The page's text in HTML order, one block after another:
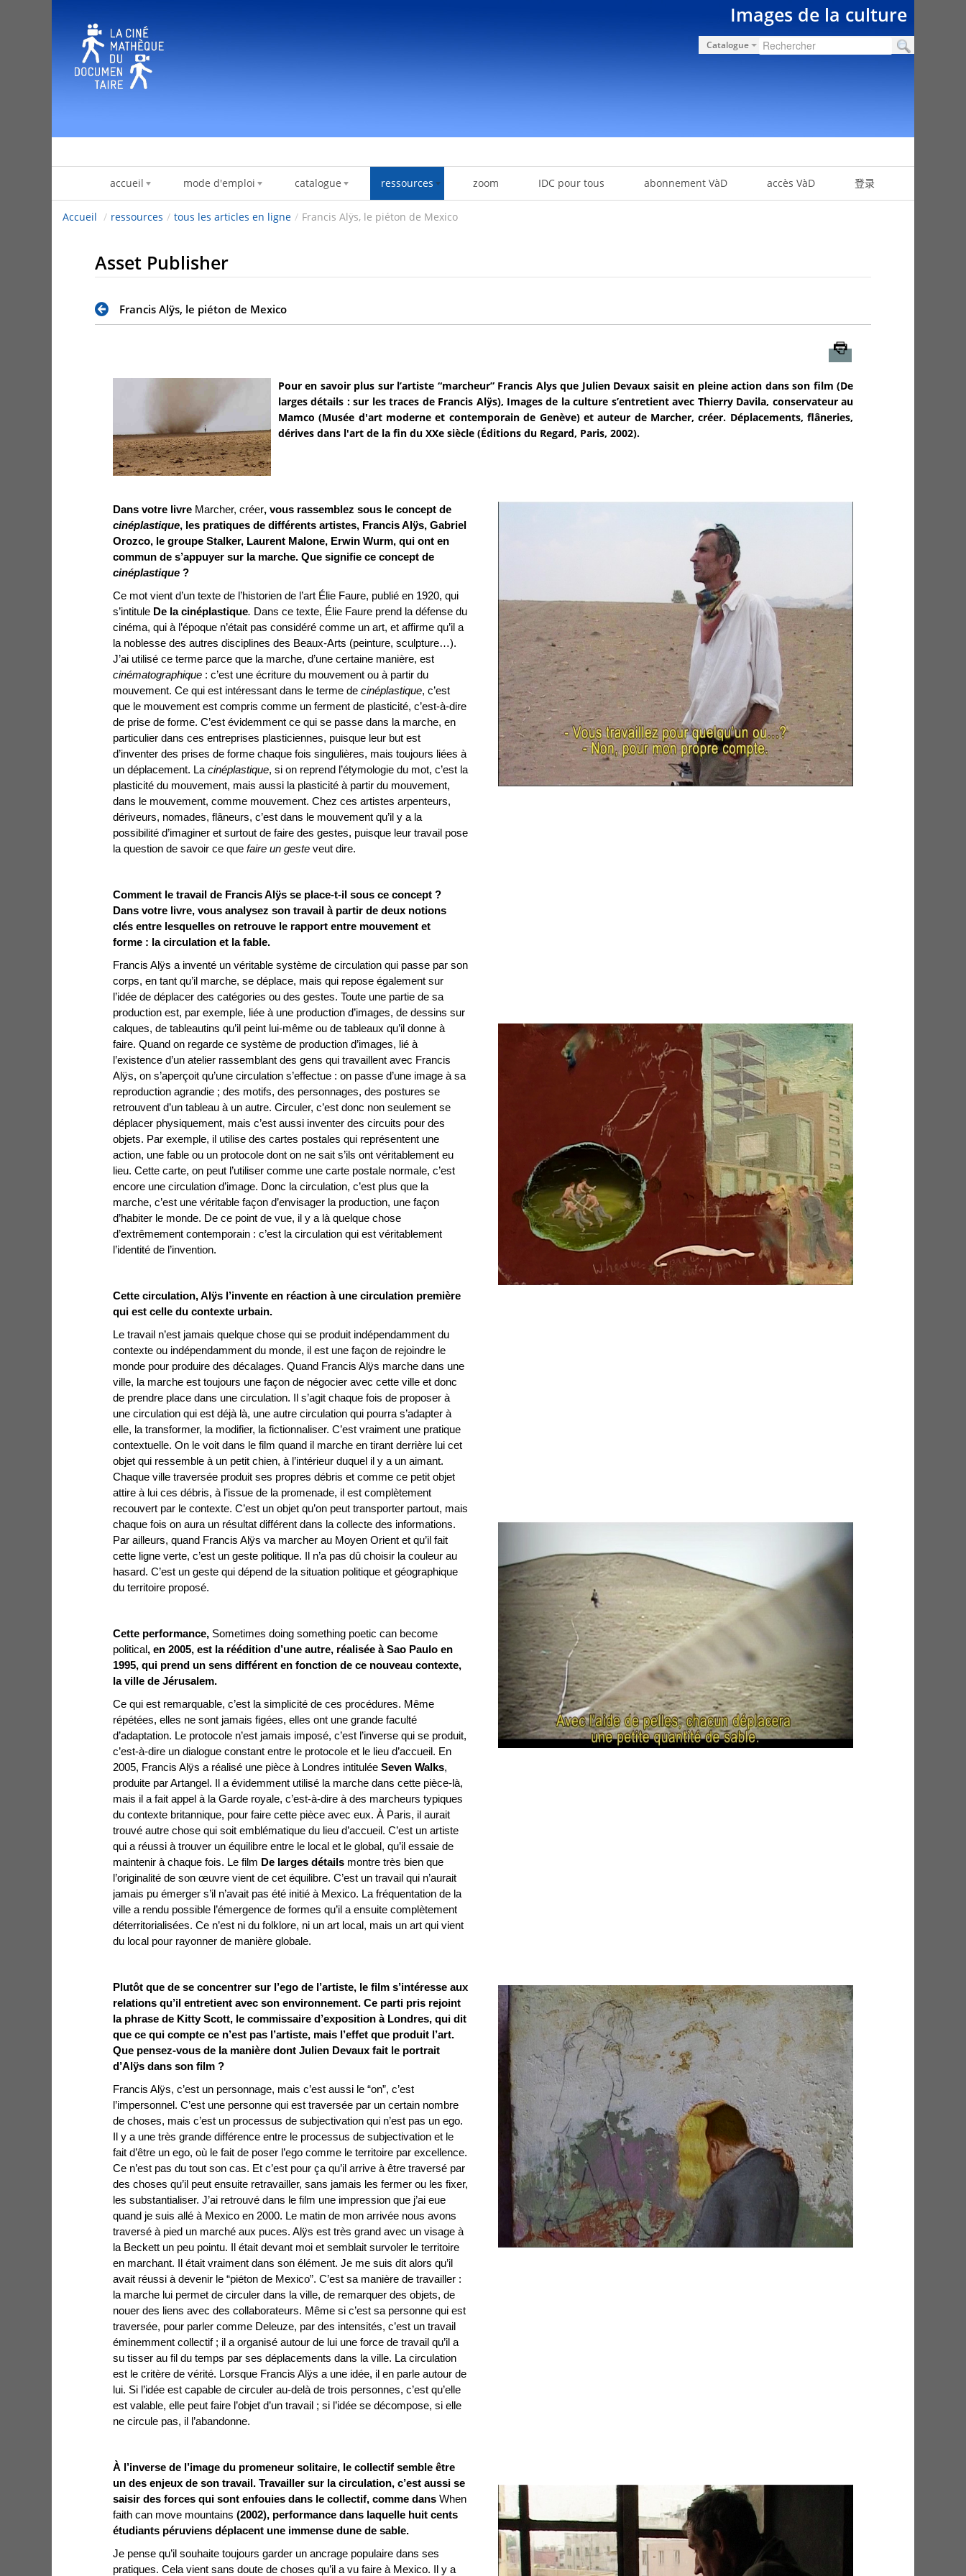
Images de la culture
Catalogue
accueil mode d'emploi catalogue ressources zoom IDC pour tous abonnement VàD accès VàD 登录
Accueil / ressources / tous les articles en ligne / Francis Alÿs, le piéton de Mexico
Asset Publisher
Francis Alÿs, le piéton de Mexico
Pour en savoir plus sur l’artiste “marcheur” Francis Alys que Julien Devaux saisit en pleine action dans son film (De
larges détails : sur les traces de Francis Alÿs), Images de la culture s’entretient avec Thierry Davila, conservateur au
Mamco (Musée d'art moderne et contemporain de Genève) et auteur de Marcher, créer. Déplacements, flâneries,
dérives dans l'art de la fin du XXe siècle (Éditions du Regard, Paris, 2002).
Dans votre livre Marcher, créer, vous rassemblez sous le concept de
cinéplastique, les pratiques de différents artistes, Francis Alÿs, Gabriel
Orozco, le groupe Stalker, Laurent Malone, Erwin Wurm, qui ont en
commun de s’appuyer sur la marche. Que signifie ce concept de
cinéplastique ?
Ce mot vient d’un texte de l’historien de l’art Élie Faure, publié en 1920, qui
s’intitule De la cinéplastique. Dans ce texte, Élie Faure prend la défense du
cinéma, qui à l’époque n’était pas considéré comme un art, et affirme qu’il a
la noblesse des autres disciplines des Beaux-Arts (peinture, sculpture…).
J’ai utilisé ce terme parce que la marche, d’une certaine manière, est
cinématographique : c’est une écriture du mouvement ou à partir du
mouvement. Ce qui est intéressant dans le terme de cinéplastique, c’est
que le mouvement est compris comme un ferment de plasticité, c’est-à-dire
de prise de forme. C’est évidemment ce qui se passe dans la marche, en
particulier dans ces entreprises plasticiennes, puisque leur but est
d’inventer des prises de forme chaque fois singulières, mais toujours liées à
un déplacement. Lacinéplastique, si on reprend l’étymologie du mot, c’est la
plasticité du mouvement, mais aussi la plasticité à partir du mouvement,
dans le mouvement, comme mouvement. Chez ces artistes arpenteurs,
dériveurs, nomades, flâneurs, c’est dans le mouvement qu’il y a la
possibilité d’imaginer et surtout de faire des gestes, puisque leur travail pose
la question de savoir ce que faire un geste veut dire.
Comment le travail de Francis Alÿs se place-t-il sous ce concept ?
Dans votre livre, vous analysez son travail à partir de deux notions
clés entre lesquelles on retrouve le rapport entre mouvement et
forme : la circulation et la fable.
Francis Alÿs a inventé un véritable système de circulation qui passe par son
corps, en tant qu’il marche, se déplace, mais qui repose également sur
l’idée de déplacer des catégories ou des gestes. Toute une partie de sa
production est, par exemple, liée à une production d’images, de dessins sur
calques, de tableautins qu’il peint lui-même ou de tableaux qu’il donne à
faire. Quand on regarde ce système de production d’images, lié à
l’existence d’un atelier rassemblant des gens qui travaillent avec Francis
Alÿs, on s’aperçoit qu’une circulation s’effectue : on passe d’une image à sa
reproduction agrandie ; des motifs, des personnages, des postures se
retrouvent d’un tableau à un autre. Circuler, c’est donc non seulement se
déplacer physiquement, mais c’est aussi inventer des circuits pour des
objets. Par exemple, il utilise des cartes postales qui représentent une
action, une fable ou un protocole dont on ne sait s’ils ont véritablement eu
lieu. Cette carte, on peut l’utiliser comme une carte postale normale, c’est
encore une circulation d’image. Donc la circulation, c’est plus que la
marche, c’est une véritable façon d’envisager la production, une façon
d’habiter le monde. De ce point de vue, il y a là quelque chose
d’extrêmement contemporain : c’est la circulation qui est véritablement
l’identité de l’invention.
Cette circulation, Alÿs l’invente en réaction à une circulation première
qui est celle du contexte urbain.
Le travail n’est jamais quelque chose qui se produit indépendamment du
contexte ou indépendamment du monde, il est une façon de rejoindre le
monde pour produire des décalages. Quand Francis Alÿs marche dans une
ville, la marche est toujours une façon de négocier avec cette ville et donc
de prendre place dans une circulation. Il s’agit chaque fois de proposer à
une circulation qui est déjà là, une autre circulation qui pourra s’adapter à
elle, la transformer, la modifier, la fictionnaliser. C’est vraiment une pratique
contextuelle. On le voit dans le film quand il marche en tirant derrière lui cet
objet qui ressemble à un petit chien, à l’intérieur duquel il y a un aimant.
Chaque ville traversée produit ses propres débris et comme ce petit objet
attire à lui ces débris, à l’issue de la promenade, il est complètement
recouvert par le contexte. C’est un objet qu’on peut transporter partout, mais
chaque fois on aura un résultat différent dans la collecte des informations.
Par ailleurs, quand Francis Alÿs va marcher au Moyen Orient et qu’il fait
cette ligne verte, c’est un geste politique. Il n’a pas dû choisir la couleur au
hasard. C’est un geste qui dépend de la situation politique et géographique
du territoire proposé.
Cette performance, Sometimes doing something poetic can become
political, en 2005, est la réédition d’une autre, réalisée à Sao Paulo en
1995, qui prend un sens différent en fonction de ce nouveau contexte,
la ville de Jérusalem.
Ce qui est remarquable, c’est la simplicité de ces procédures. Même
répétées, elles ne sont jamais figées, elles ont une grande faculté
d’adaptation. Le protocole n’est jamais imposé, c’est l’inverse qui se produit,
c’est-à-dire un dialogue constant entre le protocole et le lieu d’accueil. En
2005, Francis Alÿs a réalisé une pièce à Londres intitulée Seven Walks,
produite par Artangel. Il a évidemment utilisé la marche dans cette pièce-là,
mais il a fait appel à la Garde royale, c’est-à-dire à des marcheurs typiques
du contexte britannique, pour faire cette pièce avec eux. À Paris, il aurait
trouvé autre chose qui soit emblématique du lieu d’accueil. C’est un artiste
qui a réussi à trouver un équilibre entre le local et le global, qu’il essaie de
maintenir à chaque fois. Le film De larges détails montre très bien que
l’originalité de son œuvre vient de cet équilibre. C’est un travail qui n’aurait
jamais pu émerger s’il n’avait pas été initié à Mexico. La fréquentation de la
ville a rendu possible l’émergence de formes qu’il a ensuite complètement
déterritorialisées. Ce n’est ni du folklore, ni un art local, mais un art qui vient
du local pour rayonner de manière globale.
Plutôt que de se concentrer sur l’ego de l’artiste, le film s’intéresse aux
relations qu’il entretient avec son environnement. Ce parti pris rejoint
la phrase de Kitty Scott, le commissaire d’exposition à Londres, qui dit
que ce qui compte ce n’est pas l’artiste, mais l’effet que produit l’art.
Que pensez-vous de la manière dont Julien Devaux fait le portrait
d’Alÿs dans son film ?
Francis Alÿs, c’est un personnage, mais c’est aussi le “on”, c’est
l’impersonnel. C’est une personne qui est traversée par un certain nombre
de choses, mais c’est un processus de subjectivation qui n’est pas un ego.
Il y a une très grande différence entre le processus de subjectivation et le
fait d’être un ego, où le fait de poser l’ego comme le territoire par excellence.
Ce n’est pas du tout son cas. Et c’est pour ça qu’il arrive à être traversé par
des choses qu’il peut ensuite retravailler, sans jamais les fermer ou les fixer,
les substantialiser. J’ai retrouvé dans le film une impression que j’ai eue
quand je suis allé à Mexico en 2000. Le matin de mon arrivée nous avons
traversé à pied un marché aux puces. Alÿs est très grand avec un visage à
la Beckett un peu pointu. Il était devant moi et semblait survoler le territoire
en marchant. Il était vraiment dans son élément. Je me suis dit alors qu’il
avait réussi à devenir le “piéton de Mexico”. C’est sa manière de travailler :
la marche lui permet de circuler dans la ville, de remarquer des objets, de
nouer des liens avec des collaborateurs. Même si c’est sa personne qui est
traversée, pour parler comme Deleuze, par des intensités, c’est un travail
éminemment collectif ; il a organisé autour de lui une force de travail qu’il a
su tisser au fil du temps par ses déplacements dans la ville. La circulation
est le critère de vérité. Lorsque Francis Alÿs a une idée, il en parle autour de
lui. Si l’idée est capable de circuler au-delà de trois personnes, c’est qu’elle
est valable, elle peut faire l’objet d’un travail ; si l’idée se décompose, si elle
ne circule pas, il l’abandonne.
À l’inverse de l’image du promeneur solitaire, le collectif semble être
un des enjeux de son travail. Travailler sur la circulation, c’est aussi se
saisir des forces qui sont enfouies dans le collectif, comme dans When
faith can move mountains (2002), performance dans laquelle huit cents
étudiants péruviens déplacent une immense dune de sable.
Je pense qu’il souhaite toujours garder un ancrage populaire dans ses
pratiques. Cela vient sans doute de choses qu’il a vu faire à Mexico. Il y a